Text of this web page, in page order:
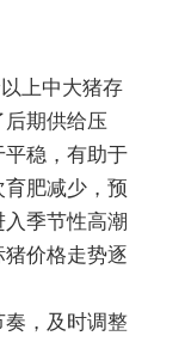
上中大猪存
期供给压
稳，有助于
肥减少，预
季节性高潮
价格走势逐
，及时调整